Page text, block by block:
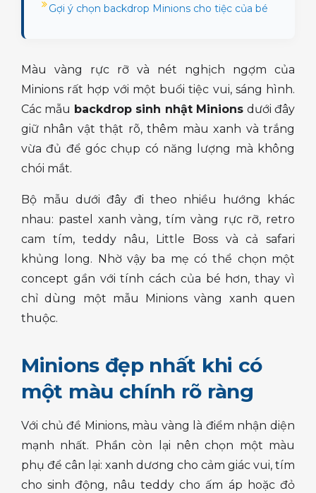
Gợi ý chọn backdrop Minions cho tiệc của bé
Màu vàng rực rỡ và nét nghịch ngợm của
Minions rất hợp với một buổi tiệc vui, sáng hình.
Các mẫu backdrop sinh nhật Minions dưới đây
giữ nhân vật thật rõ, thêm màu xanh và trắng
vừa đủ để góc chụp có năng lượng mà không
chói mắt.
Bộ mẫu dưới đây đi theo nhiều hướng khác
nhau: pastel xanh vàng, tím vàng rực rỡ, retro
cam tím, teddy nâu, Little Boss và cả safari
khủng long. Nhờ vậy ba mẹ có thể chọn một
concept gần với tính cách của bé hơn, thay vì
chỉ dùng một mẫu Minions vàng xanh quen
thuộc.
Minions đẹp nhất khi có
một màu chính rõ ràng
Với chủ đề Minions, màu vàng là điểm nhận diện
mạnh nhất. Phần còn lại nên chọn một màu
phụ để cân lại: xanh dương cho cảm giác vui, tím
cho sinh động, nâu teddy cho ấm áp hoặc đỏ